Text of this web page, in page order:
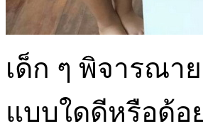
เด็ก ๆ พิจารณา
แบบใดดีหรือด้อ